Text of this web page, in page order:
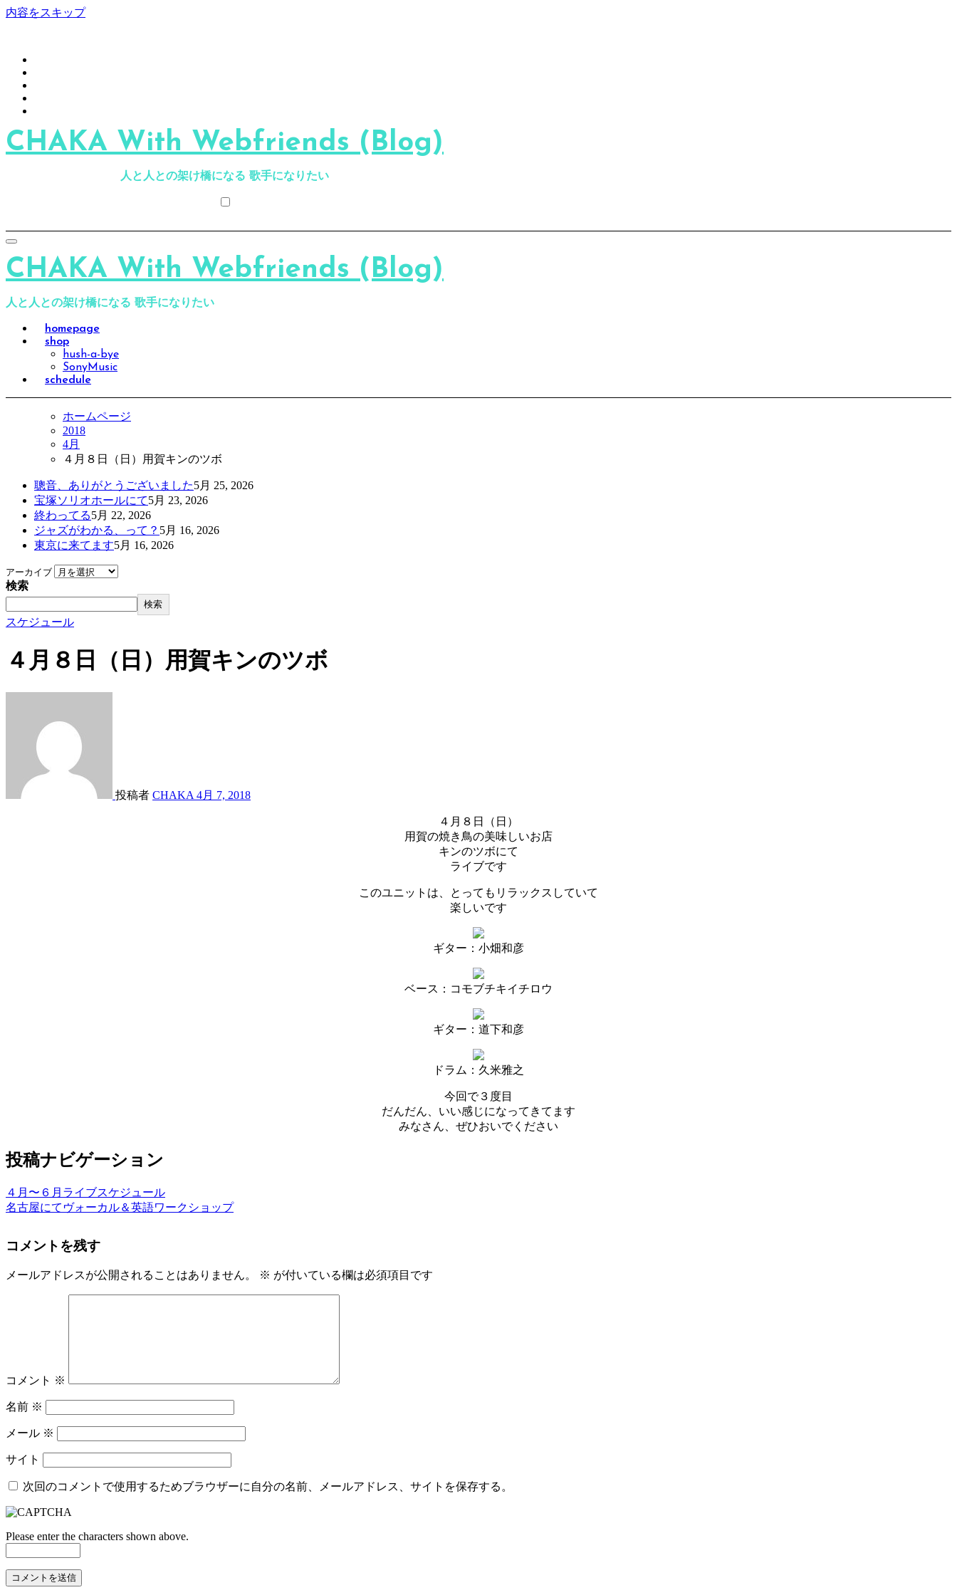
内容をスキップ
CHAKA With Webfriends (Blog)
人と人との架け橋になる 歌手になりたい
CHAKA With Webfriends (Blog)
人と人との架け橋になる 歌手になりたい
homepage
shop
hush-a-bye
SonyMusic
schedule
ホームページ
2018
4月
４月８日（日）用賀キンのツボ
聰音、ありがとうございました5月 25, 2026
宝塚ソリオホールにて5月 23, 2026
終わってる5月 22, 2026
ジャズがわかる、って？ 5月 16, 2026
東京に来てます5月 16, 2026
アーカイブ
検索
検索
スケジュール
４月８日（日）用賀キンのツボ
投稿者 CHAKA 4月 7, 2018
４月８日（日）
用賀の焼き鳥の美味しいお店
キンのツボにて
ライブです
このユニットは、とってもリラックスしていて
楽しいです
ギター：小畑和彦
ベース：コモブチキイチロウ
ギター：道下和彦
ドラム：久米雅之
今回で３度目
だんだん、いい感じになってきてます
みなさん、ぜひおいでください
投稿ナビゲーション
４月〜６月ライブスケジュール
名古屋にてヴォーカル＆英語ワークショップ
コメントを残す
メールアドレスが公開されることはありません。 ※ が付いている欄は必須項目です
コメント ※
名前 ※
メール ※
サイト
次回のコメントで使用するためブラウザーに自分の名前、メールアドレス、サイトを保存する。
Please enter the characters shown above.